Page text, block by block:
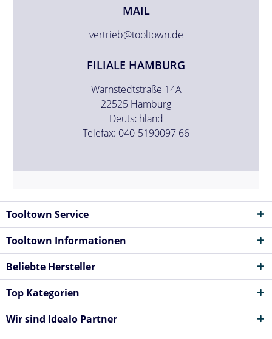
MAIL
vertrieb@tooltown.de
FILIALE HAMBURG
Warnstedtstraße 14A
22525 Hamburg
Deutschland
Telefax: 040-5190097 66
Tooltown Service
Tooltown Informationen
Beliebte Hersteller
Top Kategorien
Wir sind Idealo Partner